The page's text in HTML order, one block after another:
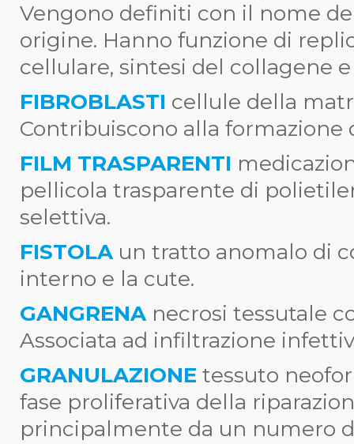
Vengono definiti con il nome
origine. Hanno funzione di
cellulare, sintesi del collagene
FIBROBLASTI cellule della
Contribuiscono alla formazione
FILM TRASPARENTI
pellicola trasparente di
selettiva.
FISTOLA un tratto anomalo di
interno e la cute.
GANGRENA necrosi tessutale
Associata ad infiltrazione
GRANULAZIONE tessuto
fase proliferativa della
principalmente da un numero